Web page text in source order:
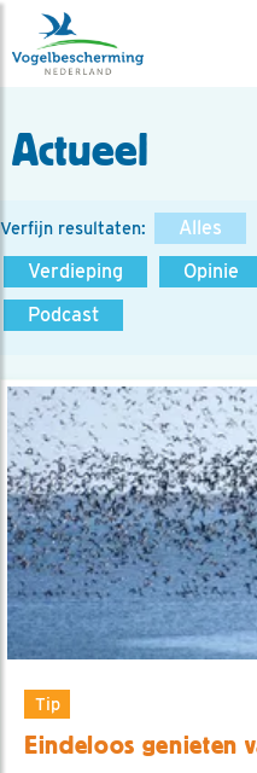
Actueel
Verfijn resultaten: Alles
Verdieping
Opinie
Podcast
Tip
Eindeloos genieten